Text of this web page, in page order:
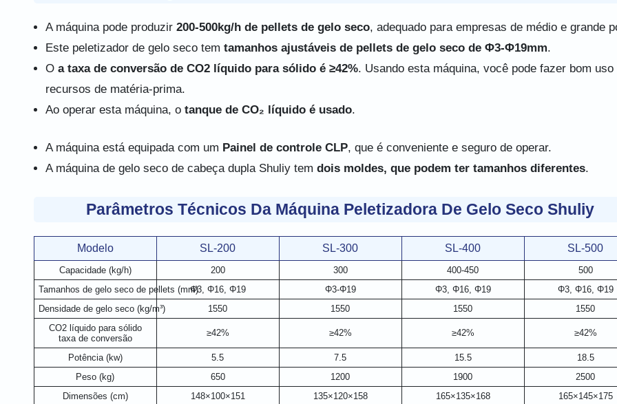
A máquina pode produzir 200-500kg/h de pellets de gelo seco, adequado para empresas de médio e grande
Este peletizador de gelo seco tem tamanhos ajustáveis ​​de pellets de gelo seco de Φ3-Φ19mm.
O a taxa de conversão de CO2 líquido para sólido é ≥42%. Usando esta máquina, você pode fazer bom uso
recursos de matéria-prima.
Ao operar esta máquina, o tanque de CO₂ líquido é usado.
A máquina está equipada com um Painel de controle CLP, que é conveniente e seguro de operar.
A máquina de gelo seco de cabeça dupla Shuliy tem dois moldes, que podem ter tamanhos diferentes.
Parâmetros Técnicos Da Máquina Peletizadora De Gelo Seco Shuliy
Modelo SL-200 SL-300 SL-400 SL-500
Capacidade (kg/h) 200 300 400-450
500
Tamanhos de gelo seco de pellets (mm)Φ3, Φ16, Φ19 Φ3-Φ19 Φ3, Φ16, Φ19
Φ3, Φ16, Φ19
Densidade de gelo seco (kg/m³)
1550 1550 1550
1550
CO2 líquido para sólido
taxa de conversão
≥42% ≥42% ≥42% ≥42%
Potência (kw) 5.5 7.5 15.5
18.5
Peso (kg)
650 1200 1900
2500
Dimensões (cm)
148×100×151 135×120×158 165×135×168 165×145×175